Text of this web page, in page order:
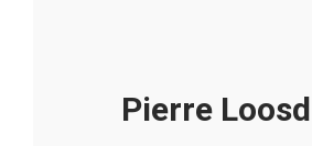
Pierre